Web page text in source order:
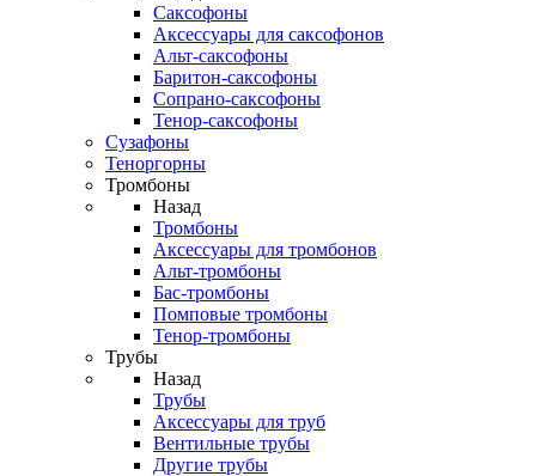
Саксофоны
Аксессуары для саксофонов
Альт-саксофоны
Баритон-саксофоны
Сопрано-саксофоны
Тенор-саксофоны
Сузафоны
Теноргорны
Тромбоны
Назад
Тромбоны
Аксессуары для тромбонов
Альт-тромбоны
Бас-тромбоны
Помповые тромбоны
Тенор-тромбоны
Трубы
Назад
Трубы
Аксессуары для труб
Вентильные трубы
Другие трубы